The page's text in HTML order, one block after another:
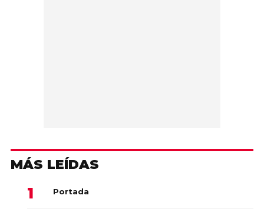
MÁS LEÍDAS
Portada